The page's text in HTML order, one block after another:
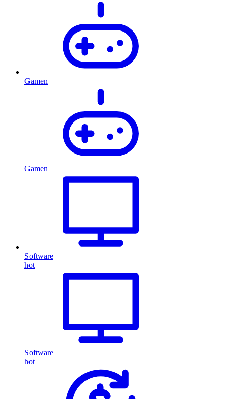
Gamen
Gamen
Software
hot
Software
hot